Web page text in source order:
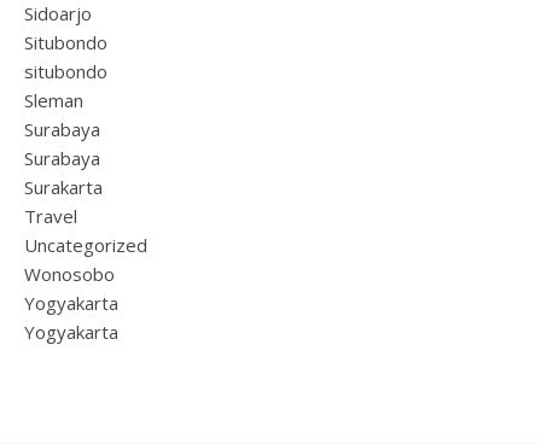
Sidoarjo
Situbondo
situbondo
Sleman
Surabaya
Surabaya
Surakarta
Travel
Uncategorized
Wonosobo
Yogyakarta
Yogyakarta